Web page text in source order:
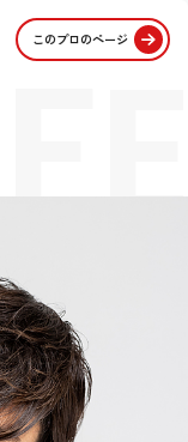
このプロのページ